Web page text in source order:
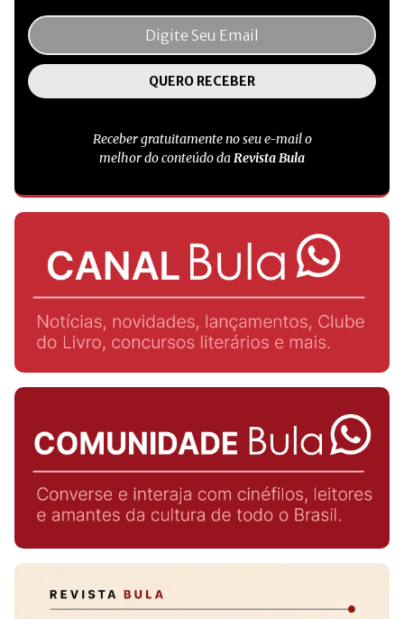
Receber gratuitamente no seu e-mail o
melhor do conteúdo daRevista Bula